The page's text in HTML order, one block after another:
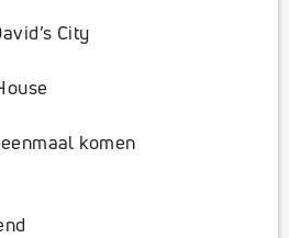
City
komen